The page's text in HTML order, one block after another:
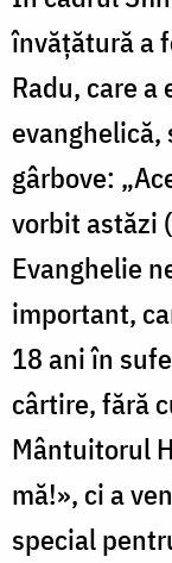
învăţătură a
Radu, care
gârbove:
vorbit astăzi
Evanghelie
important,
18 ani în
cârtire, fără
Mântuitorul
mă!», ci a
special